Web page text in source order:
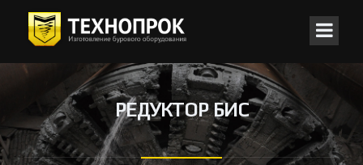
РЕДУКТОР БИС